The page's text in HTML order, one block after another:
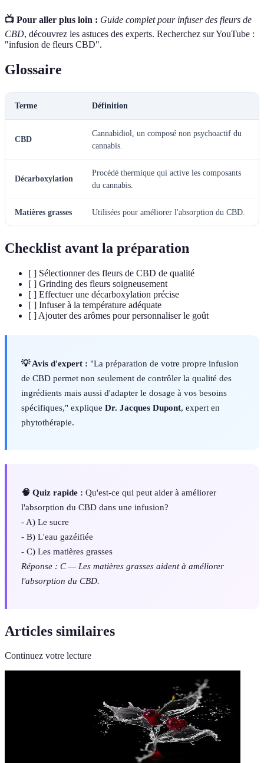
📺 Pour aller plus loin : Guide complet pour infuser des fleurs de
CBD, découvrez les astuces des experts. Recherchez sur YouTube :
"infusion de fleurs CBD".
Glossaire
Terme Définition
CBD
Cannabidiol, un composé non psychoactif du
cannabis.
Décarboxylation
Procédé thermique qui active les composants
du cannabis.
Matières grasses Utilisées pour améliorer l'absorption du CBD.
Checklist avant la préparation
[ ] Sélectionner des fleurs de CBD de qualité
[ ] Grinding des fleurs soigneusement
[ ] Effectuer une décarboxylation précise
[ ] Infuser à la température adéquate
[ ] Ajouter des arômes pour personnaliser le goût
💡 Avis d'expert : "La préparation de votre propre infusion
de CBD permet non seulement de contrôler la qualité des
ingrédients mais aussi d'adapter le dosage à vos besoins
spécifiques," explique Dr. Jacques Dupont, expert en
phytothérapie.
🧠 Quiz rapide : Qu'est-ce qui peut aider à améliorer
l'absorption du CBD dans une infusion?
- A) Le sucre
- B) L'eau gazéifiée
- C) Les matières grasses
Réponse : C — Les matières grasses aident à améliorer
l'absorption du CBD.
Articles similaires
Continuez votre lecture